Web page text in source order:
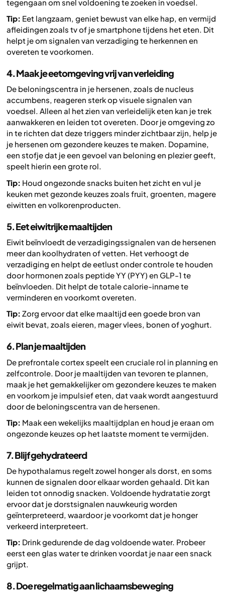
tegengaan om snel voldoening te zoeken in voedsel.
Tip: Eet langzaam, geniet bewust van elke hap, en vermijd
afleidingen zoals tv of je smartphone tijdens het eten. Dit
helpt je om signalen van verzadiging te herkennen en
overeten te voorkomen.
4. Maak je eetomgeving vrij van verleiding
De beloningscentra in je hersenen, zoals de nucleus
accumbens, reageren sterk op visuele signalen van
voedsel. Alleen al het zien van verleidelijk eten kan je trek
aanwakkeren en leiden tot overeten. Door je omgeving zo
in te richten dat deze triggers minder zichtbaar zijn, help je
je hersenen om gezondere keuzes te maken. Dopamine,
een stofje dat je een gevoel van beloning en plezier geeft,
speelt hierin een grote rol.
Tip: Houd ongezonde snacks buiten het zicht en vul je
keuken met gezonde keuzes zoals fruit, groenten, magere
eiwitten en volkorenproducten.
5. Eet eiwitrijke maaltijden
Eiwit beïnvloedt de verzadigingssignalen van de hersenen
meer dan koolhydraten of vetten. Het verhoogt de
verzadiging en helpt de eetlust onder controle te houden
door hormonen zoals peptide YY (PYY) en GLP-1 te
beïnvloeden. Dit helpt de totale calorie-inname te
verminderen en voorkomt overeten.
Tip: Zorg ervoor dat elke maaltijd een goede bron van
eiwit bevat, zoals eieren, mager vlees, bonen of yoghurt.
6. Plan je maaltijden
De prefrontale cortex speelt een cruciale rol in planning en
zelfcontrole. Door je maaltijden van tevoren te plannen,
maak je het gemakkelijker om gezondere keuzes te maken
en voorkom je impulsief eten, dat vaak wordt aangestuurd
door de beloningscentra van de hersenen.
Tip: Maak een wekelijks maaltijdplan en houd je eraan om
ongezonde keuzes op het laatste moment te vermijden.
7. Blijf gehydrateerd
De hypothalamus regelt zowel honger als dorst, en soms
kunnen de signalen door elkaar worden gehaald. Dit kan
leiden tot onnodig snacken. Voldoende hydratatie zorgt
ervoor dat je dorstsignalen nauwkeurig worden
geïnterpreteerd, waardoor je voorkomt dat je honger
verkeerd interpreteert.
Tip: Drink gedurende de dag voldoende water. Probeer
eerst een glas water te drinken voordat je naar een snack
grijpt.
8. Doe regelmatig aan lichaamsbeweging